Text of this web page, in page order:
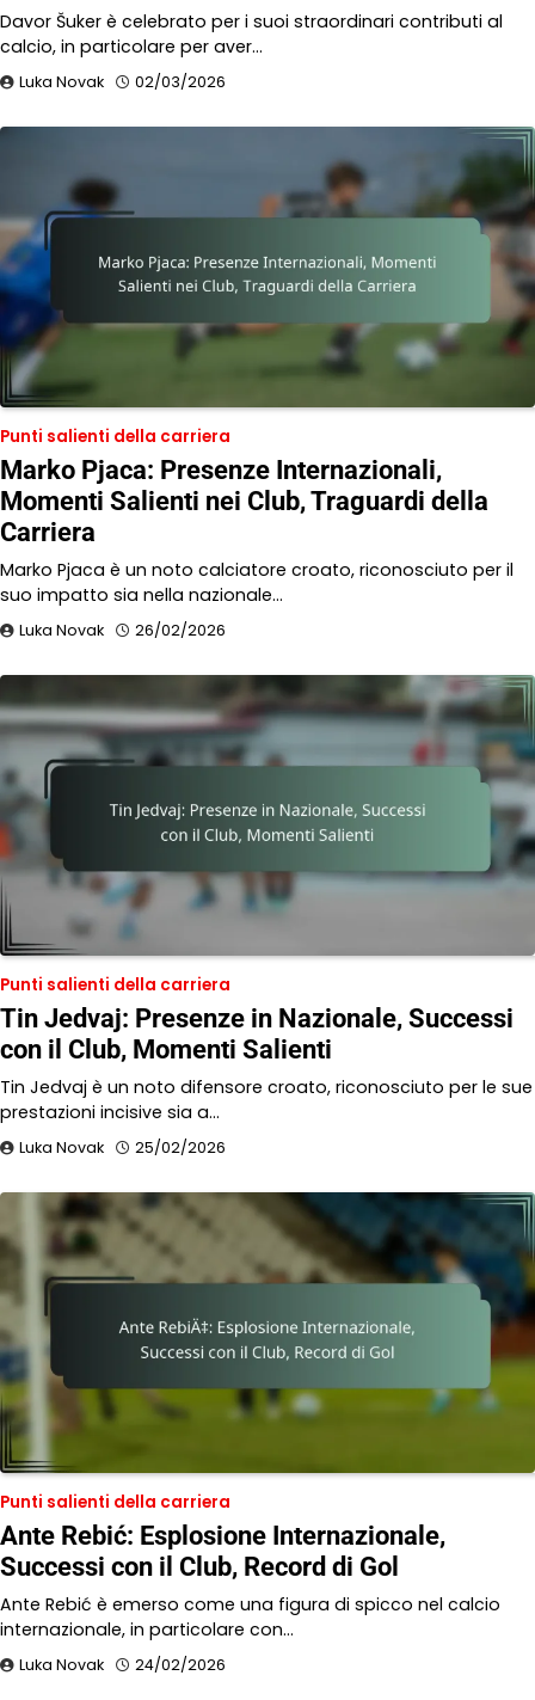
Davor Šuker è celebrato per i suoi straordinari contributi al
calcio, in particolare per aver…
Luka Novak 02/03/2026
Punti salienti della carriera
Marko Pjaca: Presenze Internazionali,
Momenti Salienti nei Club, Traguardi della
Carriera
Marko Pjaca è un noto calciatore croato, riconosciuto per il
suo impatto sia nella nazionale…
Luka Novak 26/02/2026
Punti salienti della carriera
Tin Jedvaj: Presenze in Nazionale, Successi
con il Club, Momenti Salienti
Tin Jedvaj è un noto difensore croato, riconosciuto per le sue
prestazioni incisive sia a…
Luka Novak 25/02/2026
Punti salienti della carriera
Ante Rebić: Esplosione Internazionale,
Successi con il Club, Record di Gol
Ante Rebić è emerso come una figura di spicco nel calcio
internazionale, in particolare con…
Luka Novak 24/02/2026